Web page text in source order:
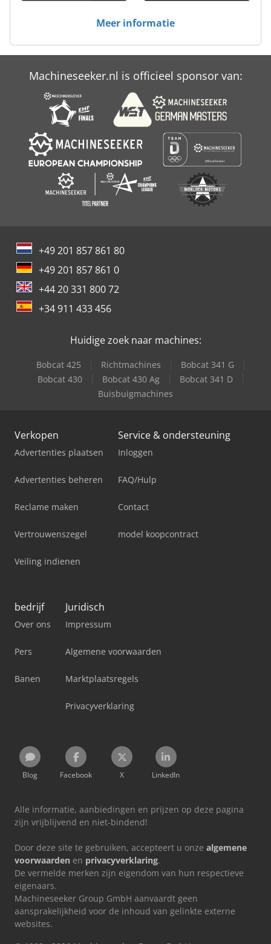
Meer informatie
Machineseeker.nl is officieel sponsor van:
+49 201 857 861 80
+49 201 857 861 0
+44 20 331 800 72
+34 911 433 456
Huidige zoek naar machines:
Bobcat 425 Richtmachines
Bobcat 341 G
Bobcat 430
Bobcat 430 Ag
Bobcat 341 D
Buisbuigmachines
Verkopen
Advertenties plaatsen
Advertenties beheren
Reclame maken
Vertrouwenszegel
Veiling indienen
Service & ondersteuning
Inloggen
FAQ/Hulp
Contact
model koopcontract
bedrijf
Over ons
Pers
Banen
Juridisch
Impressum
Algemene voorwaarden
Marktplaatsregels
Privacyverklaring
Blog Facebook X LinkedIn
Alle informatie, aanbiedingen en prijzen op deze pagina
zijn vrijblijvend en niet-bindend!
Door deze site te gebruiken, accepteert u onze algemene
voorwaarden en privacyverklaring.
De vermelde merken zijn eigendom van hun respectieve
eigenaars.
Machineseeker Group GmbH aanvaardt geen
aansprakelijkheid voor de inhoud van gelinkte externe
websites.